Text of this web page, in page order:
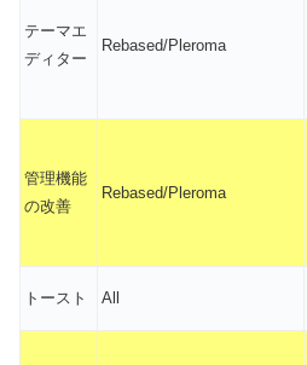
テーマエ
ディター
Rebased/Pleroma
管理機能
の改善
Rebased/Pleroma
トースト All